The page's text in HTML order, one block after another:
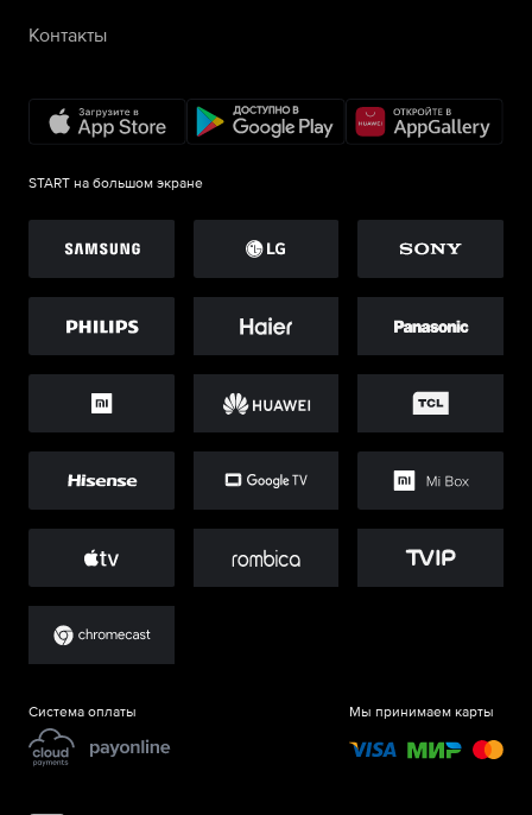
Контакты
START на большом экране
Система оплаты Мы принимаем карты